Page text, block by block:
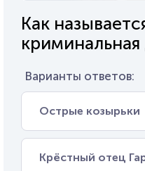
Как
Варианты ответов:
Острые козырьки
Крёстный отец